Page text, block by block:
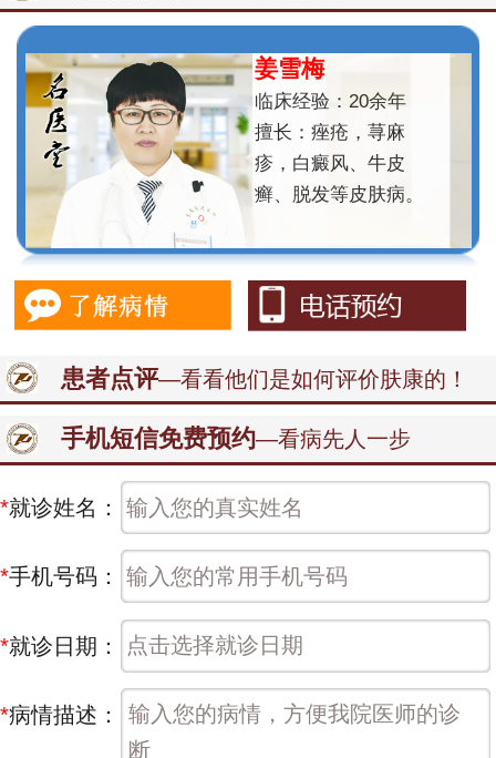
姜雪梅
临床经验：20余年
擅长：痤疮，荨麻
疹，白癜风、牛皮
癣、脱发等皮肤病。
患者点评—看看他们是如何评价肤康的！
手机短信免费预约—看病先人一步
*就诊姓名：
*手机号码：
*就诊日期：
*病情描述：